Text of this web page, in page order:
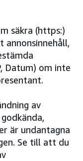
säkra (https:)
annonsinnehåll,
Datum) om inte
av
är undantagna
Se till att du